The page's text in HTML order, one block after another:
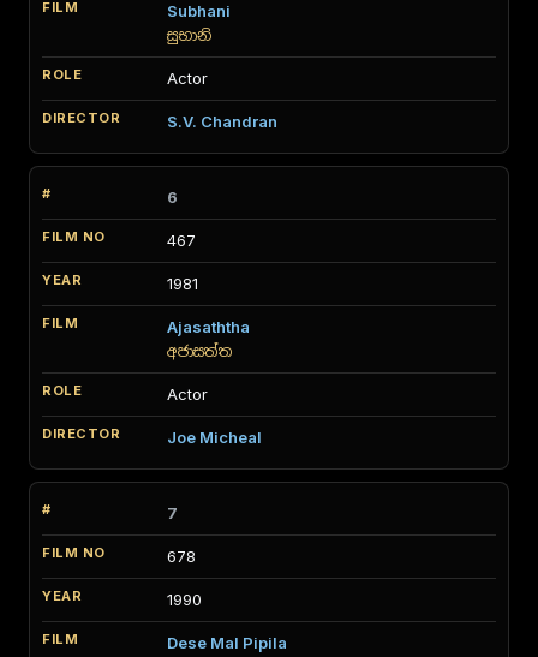
Subhani
සුභානි
Actor
S.V. Chandran
6
467
1981
Ajasaththa
අජාසත්ත
Actor
Joe Micheal
7
678
1990
Dese Mal Pipila